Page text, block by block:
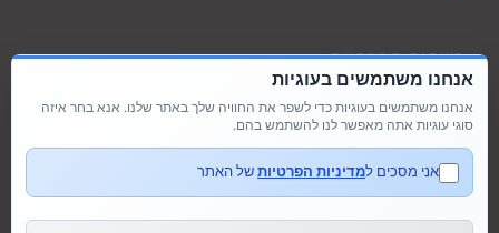
רשתות חברתיות
אנחנו משתמשים בעוגיות
אנחנו משתמשים בעוגיות כדי לשפר את החוויה שלך באתר שלנו. אנא בחר איזה
סוגי עוגיות אתה מאפשר לנו להשתמש בהם.
אני מסכים למדיניות הפרטיותשל האתר